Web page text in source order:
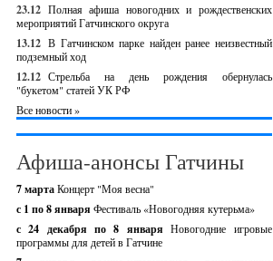
23.12 Полная афиша новогодних и рождественских
мероприятий Гатчинского округа
13.12 В Гатчинском парке найден ранее неизвестный
подземный ход
12.12 Стрельба на день рождения обернулась
"букетом" статей УК РФ
Все новости »
Афиша-анонсы Гатчины
7 мартаКонцерт "Моя весна"
с 1 по 8 января Фестиваль «Новогодняя кутерьма»
с 24 декабря по 8 январяНовогодние игровые
программы для детей в Гатчине